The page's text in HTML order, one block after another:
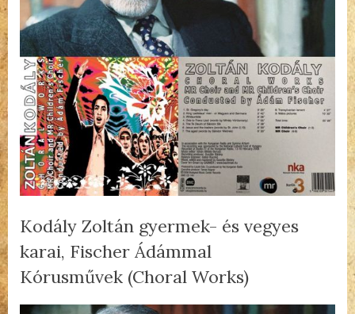
Kodály Zoltán gyermek- és vegyes
karai, Fischer Ádámmal
Kórusművek (Choral Works)
Posted
2023.03.06.
By
admin
2 hozzászólásKodály